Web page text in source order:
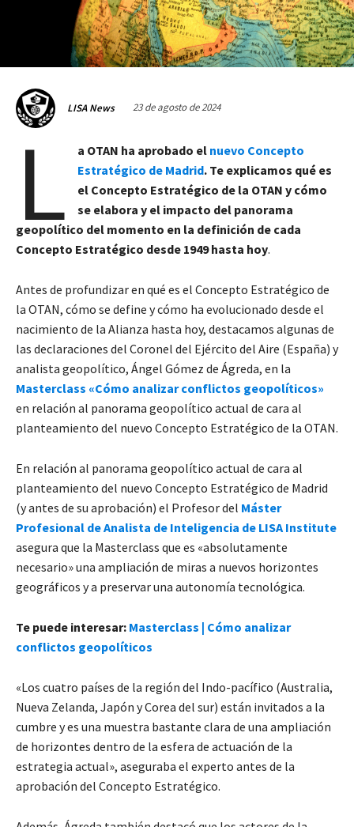
LISA News 23 de agosto de 2024
L a OTAN ha aprobado el nuevo Concepto
Estratégico de Madrid. Te explicamos qué es
el Concepto Estratégico de la OTAN y cómo
se elabora y el impacto del panorama
geopolítico del momento en la definición de cada
Concepto Estratégico desde 1949 hasta hoy.
Antes de profundizar en qué es el Concepto Estratégico de
la OTAN, cómo se define y cómo ha evolucionado desde el
nacimiento de la Alianza hasta hoy, destacamos algunas de
las declaraciones del Coronel del Ejército del Aire (España) y
analista geopolítico, Ángel Gómez de Ágreda, en la
Masterclass «Cómo analizar conflictos geopolíticos»
en relación al panorama geopolítico actual de cara al
planteamiento del nuevo Concepto Estratégico de la OTAN.
En relación al panorama geopolítico actual de cara al
planteamiento del nuevo Concepto Estratégico de Madrid
(y antes de su aprobación) el Profesor del Máster
Profesional de Analista de Inteligencia de LISA Institute
asegura que la Masterclass que es «absolutamente
necesario» una ampliación de miras a nuevos horizontes
geográficos y a preservar una autonomía tecnológica.
Te puede interesar: Masterclass | Cómo analizar
conflictos geopolíticos
«Los cuatro países de la región del Indo-pacífico (Australia,
Nueva Zelanda, Japón y Corea del sur) están invitados a la
cumbre y es una muestra bastante clara de una ampliación
de horizontes dentro de la esfera de actuación de la
estrategia actual», aseguraba el experto antes de la
aprobación del Concepto Estratégico.